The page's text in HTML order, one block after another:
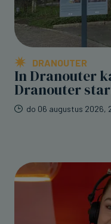
DRANOUTER
In Dranouter
Dranouter
do 06 augustus 2026,